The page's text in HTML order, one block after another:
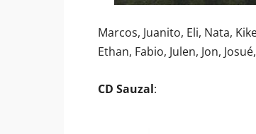
Marcos, Juanito, Eli, Nata,
Ethan, Fabio, Julen, Jon,
CD Sauzal: